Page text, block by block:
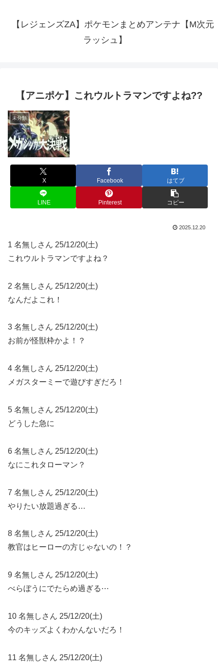
【レジェンズZA】ポケモンまとめアンテナ【M次元
ラッシュ】
【アニポケ】これウルトラマンですよね??
未分類
X Facebook はてブ
LINE Pinterest コピー
2025.12.20
1 名無しさん 25/12/20(土)
これウルトラマンですよね？
2 名無しさん 25/12/20(土)
なんだよこれ！
3 名無しさん 25/12/20(土)
お前が怪獣枠かよ！？
4 名無しさん 25/12/20(土)
メガスターミーで遊びすぎだろ！
5 名無しさん 25/12/20(土)
どうした急に
6 名無しさん 25/12/20(土)
なにこれタローマン？
7 名無しさん 25/12/20(土)
やりたい放題過ぎる…
8 名無しさん 25/12/20(土)
教官はヒーローの方じゃないの！？
9 名無しさん 25/12/20(土)
べらぼうにでたらめ過ぎる⋯
10 名無しさん 25/12/20(土)
今のキッズよくわかんないだろ！
11 名無しさん 25/12/20(土)